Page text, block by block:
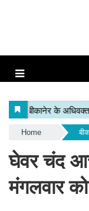
Home
घेवर चंद
मंगलवार को